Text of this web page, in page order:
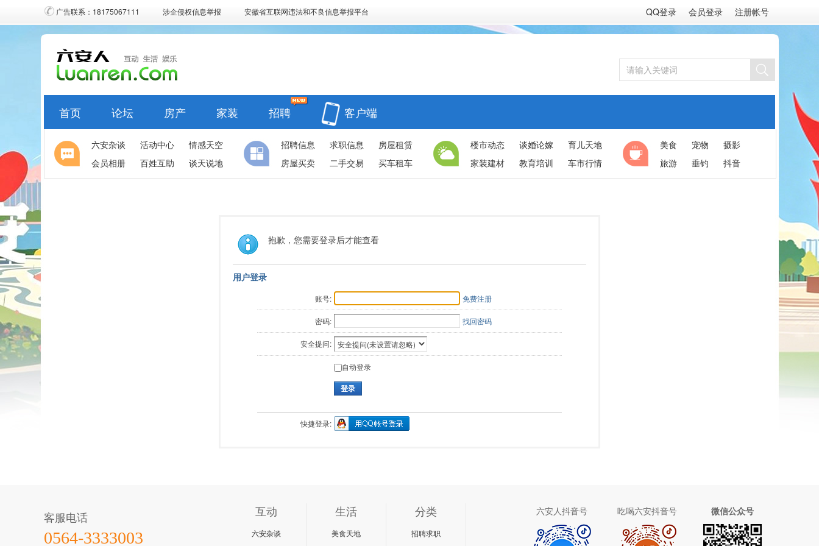
QQ登录 会员登录 注册帐号
广告联系：18175067111 涉企侵权信息举报 安徽省互联网违法和不良信息举报平台
首页 论坛 房产 家装 招聘 客户端
六安杂谈 活动中心
情感天空
会员相册
百姓互助 谈天说地
招聘信息 求职信息
房屋租赁
房屋买卖
二手交易 买车租车
楼市动态 谈婚论嫁
育儿天地
家装建材
教育培训 车市行情
美食 宠物
摄影
旅游
垂钓 抖音
抱歉，您需要登录后才能查看
用户登录
账号: 免费注册
密码: 找回密码
安全提问:
自动登录
登录
快捷登录:
客服电话
0564-3333003
互动
六安杂谈
生活
美食天地
分类
招聘求职
六安人抖音号 吃喝六安抖音号 微信公众号